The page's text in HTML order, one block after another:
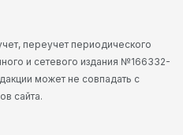
переучет периодического
и сетевого издания №166332-
может не совпадать с
сайта.